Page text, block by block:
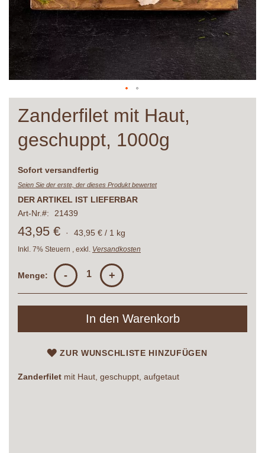
Zanderfilet mit Haut,
geschuppt, 1000g
Lieferzeit
Sofort versandfertig
Seien Sie der erste, der dieses Produkt bewertet
DER ARTIKEL IST LIEFERBAR
Art-Nr.
21439
43,95 € · 43,95 € / 1 kg
Inkl. 7% Steuern exkl. Versandkosten
Menge: - +
In den Warenkorb
ZUR WUNSCHLISTE HINZUFÜGEN
Zanderfilet mit Haut, geschuppt, aufgetaut
Anfang
Bildergalerie
springen